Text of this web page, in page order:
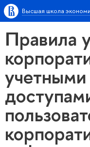
Высшая школа
Правила